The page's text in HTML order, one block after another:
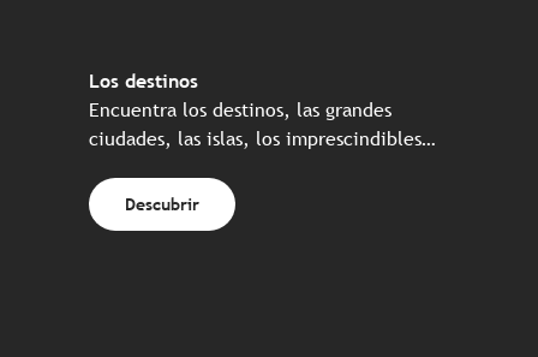
Los destinos
Encuentra los destinos, las grandes
ciudades, las islas, los imprescindibles…
Descubrir